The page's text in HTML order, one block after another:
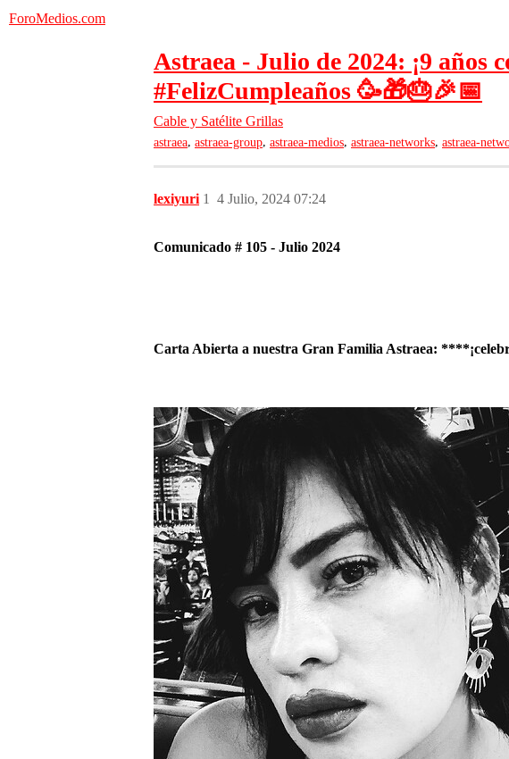
ForoMedios.com
Astraea - Julio de 2024: ¡9 años
#FelizCumpleaños 🥳🎁🎂🎉📅
Cable y Satélite Grillas
astraea, astraea-group, astraea-medios, astraea-networks, astraea-
lexiyuri 4 Julio, 2024 07:24
1
Comunicado # 105 - Julio 2024
Carta Abierta a nuestra Gran Familia Astraea: